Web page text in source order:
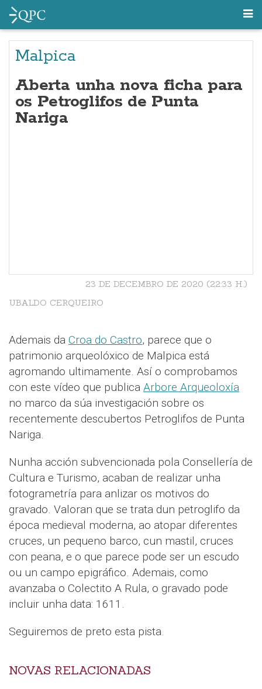
Malpica
Aberta unha nova ficha para
os Petroglifos de Punta
Nariga
23 DE DECEMBRO DE 2020 (22:33 H.)
UBALDO CERQUEIRO
Ademais da Croa do Castro, parece que o
patrimonio arqueolóxico de Malpica está
agromando ultimamente. Así o comprobamos
con este vídeo que publica Arbore Arqueoloxía
no marco da súa investigación sobre os
recentemente descubertos Petroglifos de Punta
Nariga.
Nunha acción subvencionada pola Consellería de
Cultura e Turismo, acaban de realizar unha
fotogrametría para anlizar os motivos do
gravado. Valoran que se trata dun petroglifo da
época medieval moderna, ao atopar diferentes
cruces, un pequeno barco, cun mastil, cruces
con peana, e o que parece pode ser un escudo
ou un campo epigráfico. Ademais, como
avanzaba o Colectito A Rula, o gravado pode
incluir unha data: 1611.
Seguiremos de preto esta pista.
NOVAS RELACIONADAS